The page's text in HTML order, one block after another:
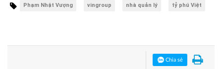
Phạm Nhật Vượng vingroup nhà quản lý tỷ phú Việt
Chia sẻ